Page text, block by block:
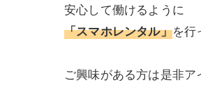
安心して働けるように
「スマホレンタル」を行
ご興味がある方は是非ア